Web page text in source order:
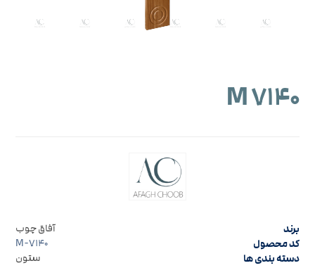
M ۷۱۴۰
برند آفاق چوب
کد محصول M-۷۱۴۰
دسته بندی ها ستون